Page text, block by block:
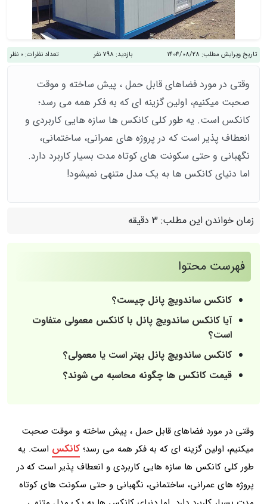
تاریخ ویرایش مطلب: 1404/08/28 بازدید: 798 نفر تعداد نظرات: 0 نظر
وقتی در مورد فضاهای قابل حمل ، پیش ساخته و موقت
صحبت میکنیم، اولین گزینه ای که به فکر همه می رسد؛
کانکس است. یه طور کلی کانکس ها سازه هایی کاربردی و
انعطاف پذیر است که در پروژه های عمرانی، ساختمانی،
نگهبانی و حتی سکونت های کوتاه مدت بسیار کاربرد دارد.
اما دنیای کانکس ها به یک مدل متنهی نمیشود!
زمان خواندن این مطلب: 3 دقیقه
فهرست محتوا
کانکس ساندویچ پانل چیست؟
آیا کانکس ساندویچ پانل با کانکس معمولی متفاوت
است؟
کانکس ساندویچ پانل بهتر است یا معمولی؟
قیمت کانکس ها چگونه محاسبه می شوند؟
وقتی در مورد فضاهای قابل حمل ، پیش ساخته و موقت صحبت
میکنیم، اولین گزینه ای که به فکر همه می رسد؛ کانکس است. یه
طور کلی کانکس ها سازه هایی کاربردی و انعطاف پذیر است که در
پروژه های عمرانی، ساختمانی، نگهبانی و حتی سکونت های کوتاه